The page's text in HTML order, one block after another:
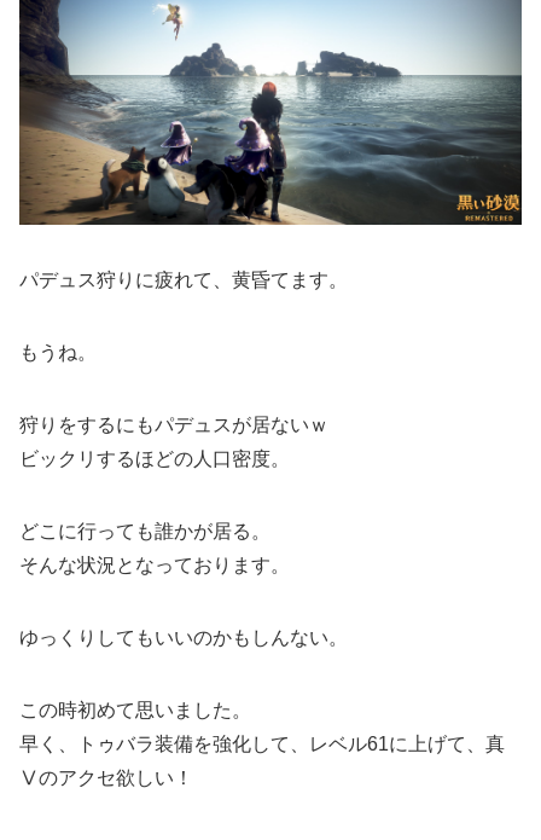
パデュス狩りに疲れて、黄昏てます。
もうね。
狩りをするにもパデュスが居ないｗ
ビックリするほどの人口密度。
どこに行っても誰かが居る。
そんな状況となっております。
ゆっくりしてもいいのかもしんない。
この時初めて思いました。
早く、トゥバラ装備を強化して、レベル61に上げて、真
Ⅴのアクセ欲しい！